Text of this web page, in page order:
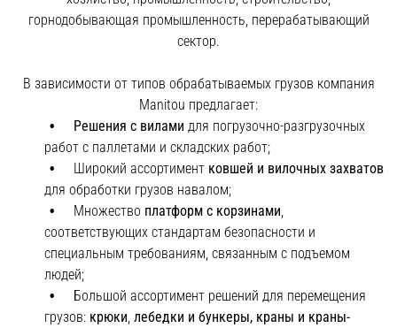
горнодобывающая промышленность, перерабатывающий
сектор.
В зависимости от типов обрабатываемых грузов компания
Manitou предлагает:
Решения с вилами для погрузочно-разгрузочных
работ с паллетами и складских работ;
Широкий ассортимент ковшей и вилочных захватов
для обработки грузов навалом;
Множество платформ с корзинами
соответствующих стандартам безопасности и
специальным требованиям, связанным с подъемом
людей;
Большой ассортимент решений для перемещения
грузов: крюки лебедки и бункеры, краны и краны-